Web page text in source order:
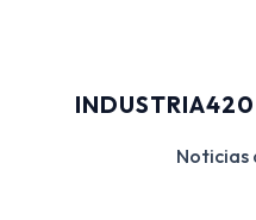
INDUSTRIA420
Noticias